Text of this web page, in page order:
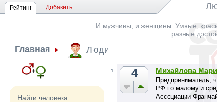
Рейтинг Добавить
И мужчины, и женщины. Умные,
разные
Главная Люди
Найти человека
1 4 Михайлова
Предприниматель,
РФ по малому и
Ассоциации